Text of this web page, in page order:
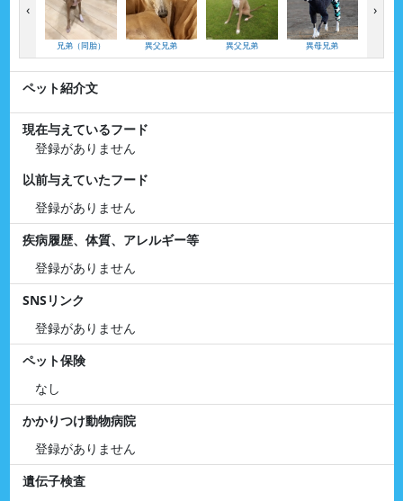
兄弟（同胎） 異父兄弟 異父兄弟 異母兄弟
‹ ›
ペット紹介文
現在与えているフード
登録がありません
以前与えていたフード
登録がありません
疾病履歴、体質、アレルギー等
登録がありません
SNSリンク
登録がありません
ペット保険
なし
かかりつけ動物病院
登録がありません
遺伝子検査